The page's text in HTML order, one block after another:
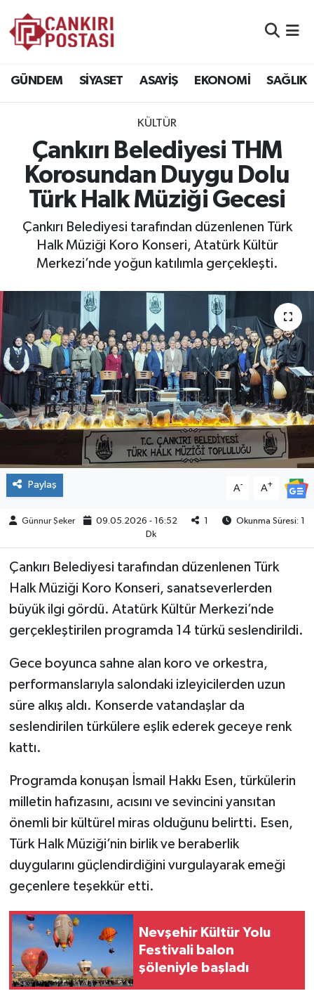
GÜNDEM SİYASET ASAYİŞ EKONOMİ SAĞLIK
KÜLTÜR
Çankırı Belediyesi THM
Korosundan Duygu Dolu
Türk Halk Müziği Gecesi
Çankırı Belediyesi tarafından düzenlenen Türk
Halk Müziği Koro Konseri, Atatürk Kültür
Merkezi’nde yoğun katılımla gerçekleşti.
Paylaş A- A+
Günnur Şeker 09.05.2026 - 16:52
Okunma Süresi: 1
Dk
Çankırı Belediyesi tarafından düzenlenen Türk
Halk Müziği Koro Konseri, sanatseverlerden
büyük ilgi gördü. Atatürk Kültür Merkezi’nde
gerçekleştirilen programda 14 türkü seslendirildi.
Gece boyunca sahne alan koro ve orkestra,
performanslarıyla salondaki izleyicilerden uzun
süre alkış aldı. Konserde vatandaşlar da
seslendirilen türkülere eşlik ederek geceye renk
kattı.
Programda konuşan İsmail Hakkı Esen, türkülerin
milletin hafızasını, acısını ve sevincini yansıtan
önemli bir kültürel miras olduğunu belirtti. Esen,
Türk Halk Müziği’nin birlik ve beraberlik
duygularını güçlendirdiğini vurgulayarak emeği
geçenlere teşekkür etti.
Nevşehir Kültür Yolu
Festivali balon
şöleniyle başladı
EKONOMİ
SAĞLIK
SPOR
EĞİTİM
ÇEVRE
İLÇELER
RESMİ İLANLAR
KÜLTÜR
TURİZM
MAGAZİN
BİLİM&TEKNOLOJİ
BÖLGE
TÜRKİYE
DÜNYA
Trafik Durumu
Süper Lig Puan Durumu ve Fikstür
Tüm Manşetler
Son Dakika Haberleri
Haber Arşivi